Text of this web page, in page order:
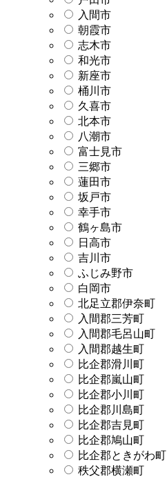
入間市
朝霞市
志木市
和光市
新座市
桶川市
久喜市
北本市
八潮市
富士見市
三郷市
蓮田市
坂戸市
幸手市
鶴ヶ島市
日高市
吉川市
ふじみ野市
白岡市
北足立郡伊奈町
入間郡三芳町
入間郡毛呂山町
入間郡越生町
比企郡滑川町
比企郡嵐山町
比企郡小川町
比企郡川島町
比企郡吉見町
比企郡鳩山町
比企郡ときがわ町
秩父郡横瀬町